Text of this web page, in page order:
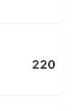
220